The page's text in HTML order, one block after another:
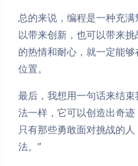
总的来说，编程是一种充
以带来创新，也可以带来
的热情和耐心，就一定能
位置。
最后，我想用一句话来结
法一样，它可以创造出奇迹
只有那些勇敢面对挑战的
法。”